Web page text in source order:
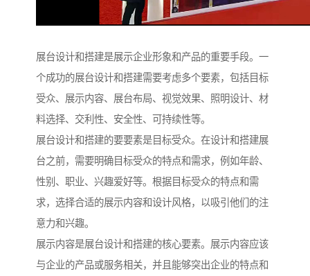
展台设计和搭建是展示企业形象和产品的重要手段。一
个成功的展台设计和搭建需要考虑多个要素，包括目标
受众、展示内容、展台布局、视觉效果、照明设计、材
料选择、交利性、安全性、可持续性等。
展台设计和搭建的要要素是目标受众。在设计和搭建展
台之前，需要明确目标受众的特点和需求，例如年龄、
性别、职业、兴趣爱好等。根据目标受众的特点和需
求，选择合适的展示内容和设计风格，以吸引他们的注
意力和兴趣。
展示内容是展台设计和搭建的核心要素。展示内容应该
与企业的产品或服务相关，并且能够突出企业的特点和